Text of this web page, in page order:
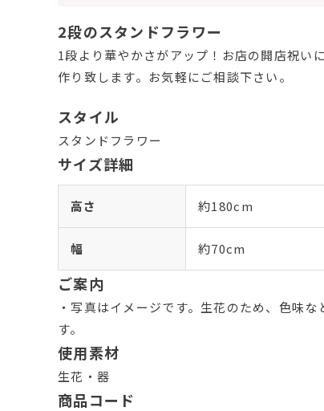
2段のスタンドフラワー
1段より華やかさがアップ！お店の開店祝い
作り致します。お気軽にご相談下さい。
スタイル
スタンドフラワー
サイズ詳細
高さ 約180cm
幅 約70cm
ご案内
・写真はイメージです。生花のため、色味
す。
使用素材
生花・器
商品コード